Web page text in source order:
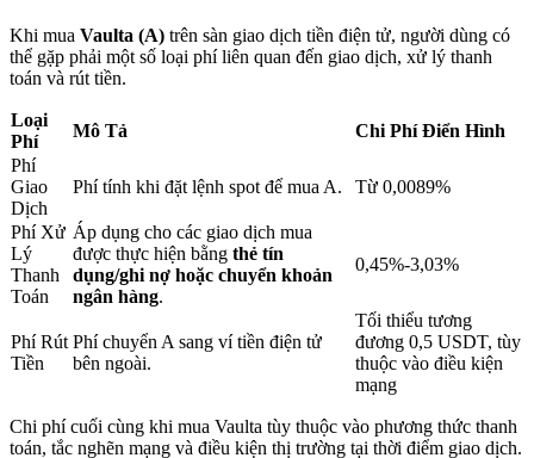
Khóa BTR
Khoản vay
Dịch vụ vay được hỗ trợ bằng tiền điện tử
Khi mua Vaulta (A) trên sàn giao dịch tiền điện tử, người dùng có
thể gặp phải một số loại phí liên quan đến giao dịch, xử lý thanh
toán và rút tiền.
Loại
Phí
Mô Tả
Chi Phí Điển Hình
Phí
Giao
Dịch
Phí tính khi đặt lệnh spot để mua A. Từ 0,0089%
Phí Xử
Lý
Thanh
Toán
Áp dụng cho các giao dịch mua
được thực hiện bằng thẻ tín
dụng/ghi nợ hoặc chuyển khoản
ngân hàng.
0,45%-3,03%
Phí Rút
Tiền
Phí chuyển A sang ví tiền điện tử
bên ngoài.
Tối thiểu tương
đương 0,5 USDT, tùy
thuộc vào điều kiện
mạng
Chi phí cuối cùng khi mua Vaulta tùy thuộc vào phương thức thanh
toán, tắc nghẽn mạng và điều kiện thị trường tại thời điểm giao dịch.